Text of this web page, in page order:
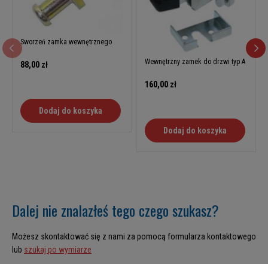
Sworzeń zamka wewnętrznego
88,00 zł
Dodaj do koszyka
Wewnętrzny zamek do drzwi typ A
160,00 zł
Dodaj do koszyka
Dalej nie znalazłeś tego czego szukasz?
Możesz skontaktować się z nami za pomocą formularza kontaktowego
lub szukaj po wymiarze